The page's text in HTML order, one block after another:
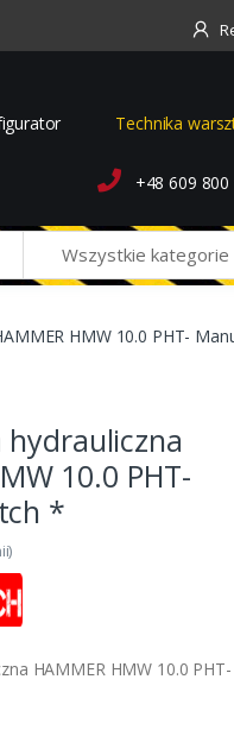
Technika
+48 609 800
Wszystkie kategorie
HMW 10.0 PHT-
10.0 PHT-
*
HAMMER HMW 10.0 PHT-